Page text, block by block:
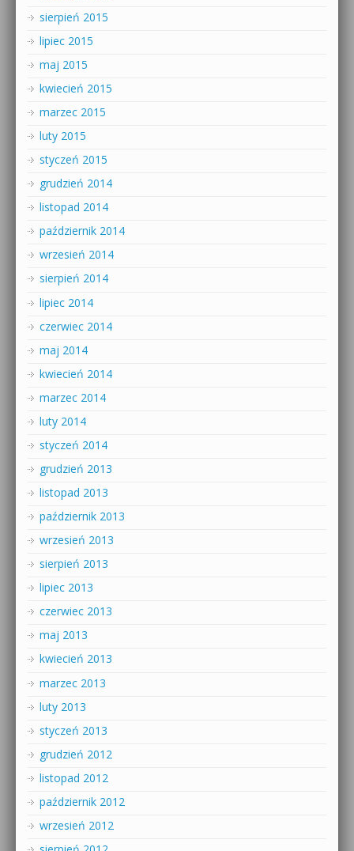
sierpień 2015
lipiec 2015
maj 2015
kwiecień 2015
marzec 2015
luty 2015
styczeń 2015
grudzień 2014
listopad 2014
październik 2014
wrzesień 2014
sierpień 2014
lipiec 2014
czerwiec 2014
maj 2014
kwiecień 2014
marzec 2014
luty 2014
styczeń 2014
grudzień 2013
listopad 2013
październik 2013
wrzesień 2013
sierpień 2013
lipiec 2013
czerwiec 2013
maj 2013
kwiecień 2013
marzec 2013
luty 2013
styczeń 2013
grudzień 2012
listopad 2012
październik 2012
wrzesień 2012